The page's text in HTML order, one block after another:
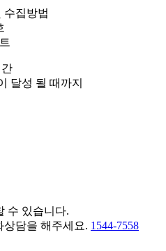
수집방법
달성 될 때까지
수 있습니다.
상담을 해주세요. 1544-7558